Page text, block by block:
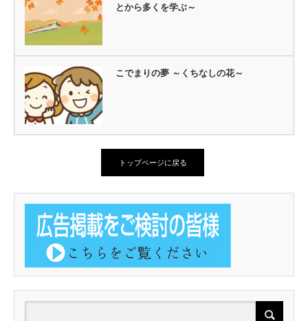
とから多くを学ぶ～
こでまりの夢 ～くちなしの花～
トップページに戻る